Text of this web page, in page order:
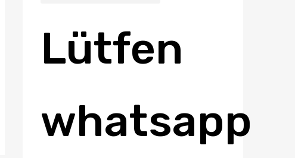
Lütfen
whatsapp